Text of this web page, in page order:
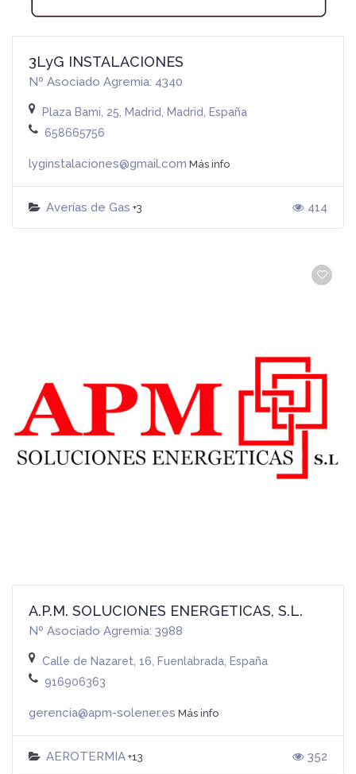
3LyG INSTALACIONES
Nº Asociado Agremia: 4340
Plaza Bami, 25, Madrid, Madrid, España
658665756
lyginstalaciones@gmail.com Más info
Averías de Gas +3 414
A.P.M. SOLUCIONES ENERGETICAS, S.L.
Nº Asociado Agremia: 3988
Calle de Nazaret, 16, Fuenlabrada, España
916906363
gerencia@apm-solener.es Más info
AEROTERMIA +13 352